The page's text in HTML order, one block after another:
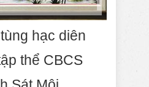
hạc diên
thể CBCS